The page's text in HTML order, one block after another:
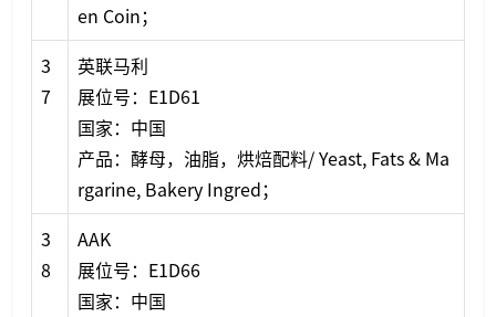
en Coin；
3
7
英联马利
展位号：E1D61
国家：中国
产品：酵母，油脂，烘焙配料/ Yeast, Fats & Ma
rgarine, Bakery Ingred；
3
8
AAK
展位号：E1D66
国家：中国